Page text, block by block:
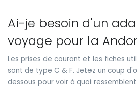
Ai-je besoin d'un
voyage pour la
Les prises de courant et les fiches
sont de type C & F. Jetez un coup
dessous pour voir à quoi